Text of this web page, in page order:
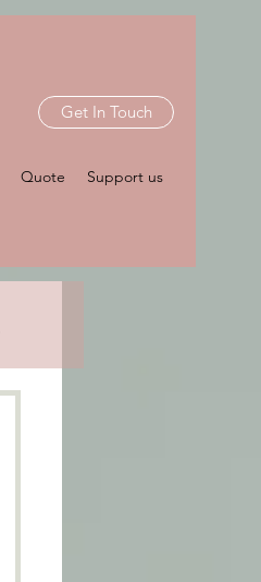
Get In Touch
Quote Support us